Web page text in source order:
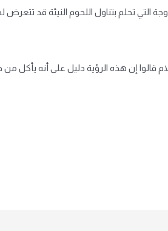
التي تحلم بتناول اللحوم النيئة قد تتعرض
إن هذه الرؤية دليل على أنه يأكل من